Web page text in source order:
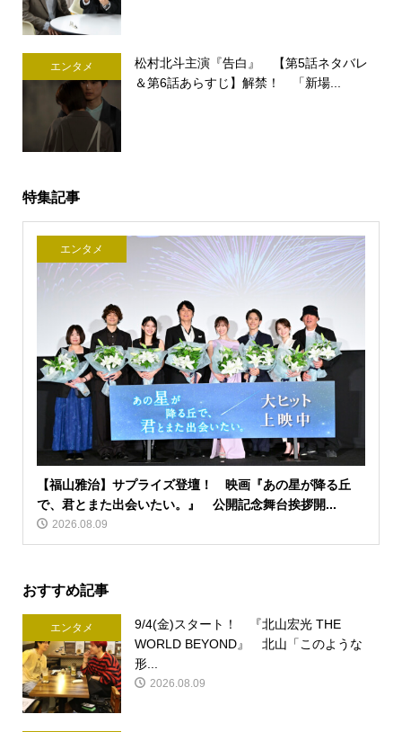
エンタメ
松村北斗主演『告白』 【第5話ネタバレ
＆第6話あらすじ】解禁！ 「新場...
特集記事
エンタメ
【福山雅治】サプライズ登壇！ 映画『あの星が降る丘
で、君とまた出会いたい。』 公開記念舞台挨拶開...
2026.08.09
おすすめ記事
エンタメ
9/4(金)スタート！ 『北山宏光 THE
WORLD BEYOND』 北山「このような
形...
2026.08.09